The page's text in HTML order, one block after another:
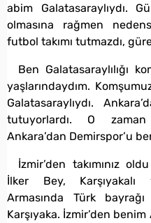
abim Galatasaraylıydı.
olmasına rağmen
futbol takımı tutmazdı,
Ben Galatasaraylılığı
yaşlarındaydım.
Galatasaraylıydı.
tutuyorlardı. O zaman
Ankara’dan Demirspor’u
İzmir’den takımınız
İlker Bey, Karşıyakalı
Armasında Türk
Karşıyaka. İzmir’den